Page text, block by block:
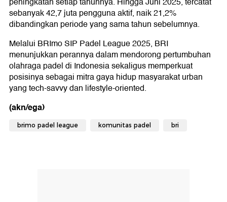
sebanyak 42,7 juta pengguna aktif, naik 21,2%
dibandingkan periode yang sama tahun sebelumnya.
Melalui BRImo SIP Padel League 2025, BRI
menunjukkan perannya dalam mendorong pertumbuhan
olahraga padel di Indonesia sekaligus memperkuat
posisinya sebagai mitra gaya hidup masyarakat urban
yang tech-savvy dan lifestyle-oriented.
(akn/ega)
brimo padel league komunitas padel bri